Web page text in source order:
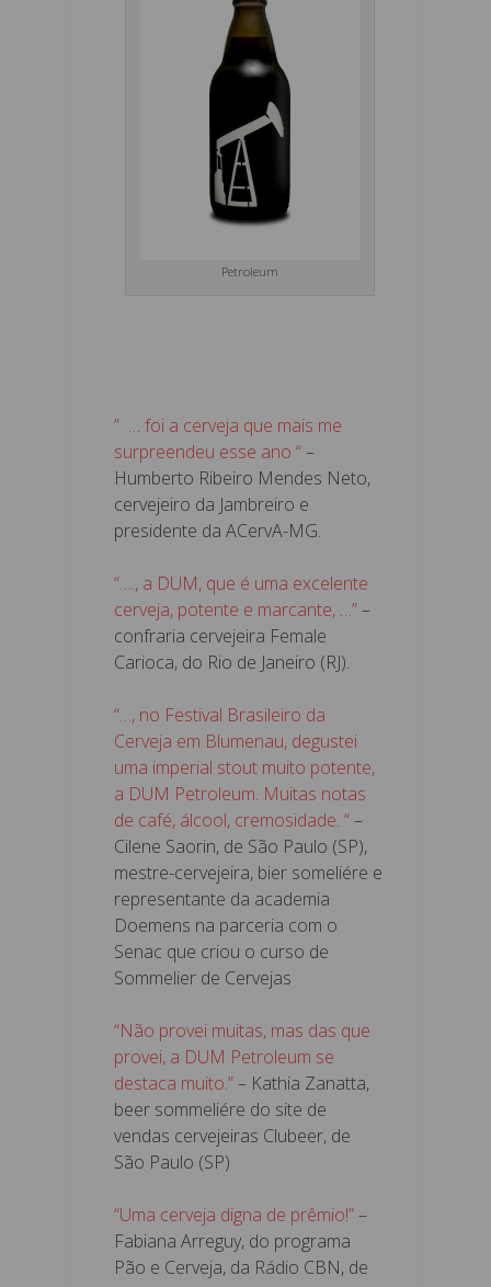
Petroleum
” … foi a cerveja que mais me
surpreendeu esse ano “–
Humberto Ribeiro Mendes Neto,
cervejeiro da Jambreiro e
presidente da ACervA-MG.
“…., a DUM, que é uma excelente
cerveja, potente e marcante, …”–
confraria cervejeira Female
Carioca, do Rio de Janeiro (RJ).
“…, no Festival Brasileiro da
Cerveja em Blumenau, degustei
uma imperial stout muito potente,
a DUM Petroleum. Muitas notas
de café, álcool, cremosidade. “–
Cilene Saorin, de São Paulo (SP),
mestre-cervejeira, bier someliére e
representante da academia
Doemens na parceria com o
Senac que criou o curso de
Sommelier de Cervejas
“Não provei muitas, mas das que
provei, a DUM Petroleum se
destaca muito.”– Kathia Zanatta,
beer sommeliére do site de
vendas cervejeiras Clubeer, de
São Paulo (SP)
“Uma cerveja digna de prêmio!”–
Fabiana Arreguy, do programa
Pão e Cerveja, da Rádio CBN, de